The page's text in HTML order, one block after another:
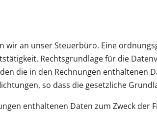
wir an unser Steuerbüro. Eine
Rechtsgrundlage für die
die in den Rechnungen
so dass die gesetzliche
enthaltenen Daten zum Zweck der